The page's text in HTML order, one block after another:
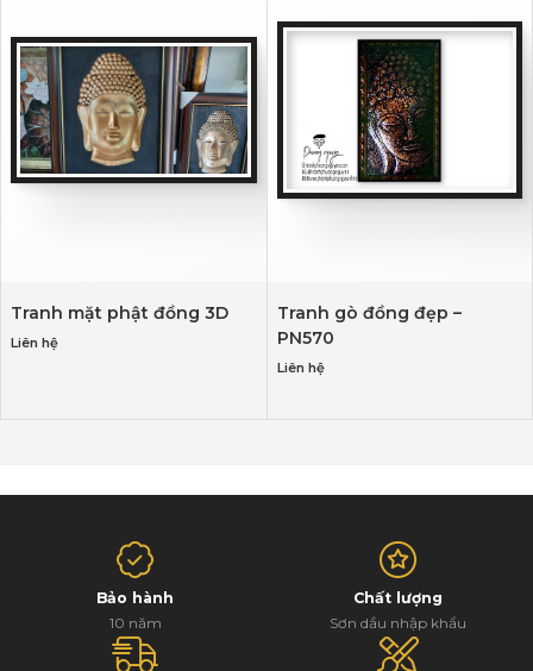
Tranh mặt phật đồng 3D
Liên hệ
Tranh gò đồng đẹp –
PN570
Liên hệ
Bảo hành
10 năm
Chất lượng
Sơn dầu nhập khẩu